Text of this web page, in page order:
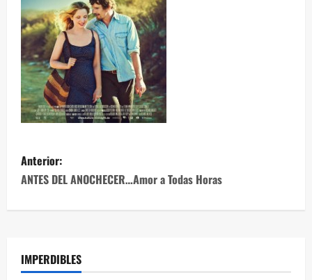
Anterior:
ANTES DEL ANOCHECER…Amor a Todas Horas
IMPERDIBLES